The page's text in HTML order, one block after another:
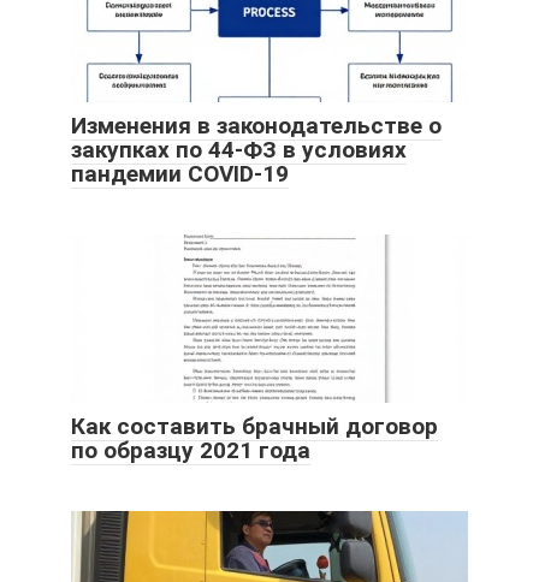
Изменения в законодательстве о
закупках по 44-ФЗ в условиях
пандемии COVID-19
Как составить брачный договор
по образцу 2021 года